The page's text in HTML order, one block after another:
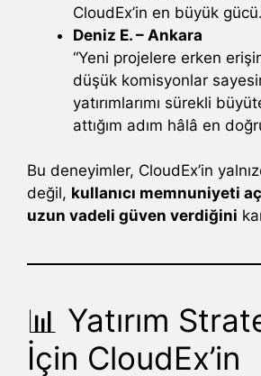
CloudEx’in en büyük
Deniz E. – Ankara
“Yeni projelere erken
düşük komisyonlar
yatırımlarımı sürekli
attığım adım hâlâ en
Bu deneyimler, CloudEx’in
değil, kullanıcı memnuniyeti
uzun vadeli güven verdiğini
📊 Yatırım
İçin CloudEx’in